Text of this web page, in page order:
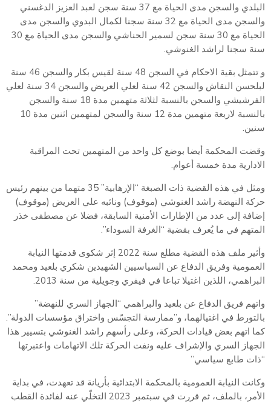
البلدي والسجن مدى الحياة مع 37 سنة سجن لعبد العزيز الدغسني
والسجن مدى الحياة مع 32 سنة سجنا لكمال البدوي والسجن مدى
الحياة مع 30 سنة سجن لسمير الحناشي والسجن مدى الحياة مع 30
سنة سجنا لراشد الغنوشي.
و تتمثل بقية الاحكام في السجن 48 سنة لقيس بكار والسجن 46 سنة
لبلحسن النقاش والسجن 42 سنة لعلي العريض والسجن 34 سنة لعلي
الفرشيشي والسجن بالنسبة لثلاثة متهمين مدة 18 سنة والسجن
بالنسبة لاربعة متهمين مدة 12 سنة والسجن لمتهمين اثنين مدة 10
سنين.
وقضت المحكمة أيضا بوضع كل واحد من المتهمين تحت المراقبة
الادارية مدة خمسة أعوام.
ومثل في هذه القضية ذات الصبغة “الإرهابية” 35 متهما من بينهم رئيس
حركة النهضة راشد الغنوشي (موقوف) ونائبه علي العريض (موقوف)
إضافة إلى عدد من الإطارات الأمنية السابقة، فضلا عن مصطفى خذر
المتهم في ما يُعرف بقضية “الغرفة السوداء”.
وأثير ملف هذه القضية مطلع سنة 2022 إثر شكوى قدمتها النيابة
العمومية وفريق الدفاع عن السياسيين الشهيدين شكري بلعيد ومحمد
البراهمي، اللذين اغتيلا تباعا في فيفري وجويلية من سنة 2013.
واتهم فريق الدفاع عن بلعيد والبراهمي “الجهاز السري للنهضة”
بالتورط في اغتيالهما، و”ممارسة التجسّس واختراق مؤسسات الدولة”.
كما اتهم بعض قيادات الحركة، وعلى رأسهم راشد الغنوشي بتسيير هذا
الجهاز السري والإشراف عليه ونفت الحركة تلك الاتهامات واعتبرتها
“ذات طابع سياسي”
وكانت النيابة العمومية بالمحكمة الابتدائية بأريانة قد تعهدت، في بداية
الأمر، بالملف، ثم قررت في سبتمبر 2023 التخلّي عنه لفائدة القطب